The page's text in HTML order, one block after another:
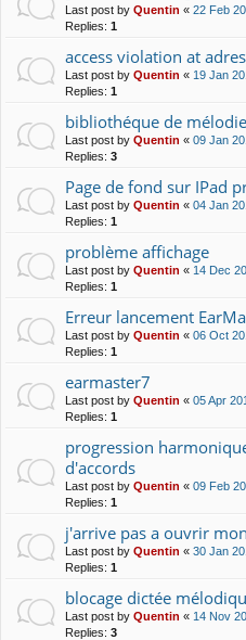
Last post by Quentin « 22 Feb
Replies: 1
access violation at
Last post by Quentin « 19 Jan
Replies: 1
bibliothéque de mélodie
Last post by Quentin « 09 Jan
Replies: 3
Page de fond sur IPad
Last post by Quentin « 04 Jan
Replies: 1
problème affichage
Last post by Quentin « 14 Dec
Replies: 1
Erreur lancement
Last post by Quentin « 06 Oct
Replies: 1
earmaster7
Last post by Quentin « 05 Apr
Replies: 1
progression
d'accords
Last post by Quentin « 09 Feb
Replies: 1
j'arrive pas a ouvrir
Last post by Quentin « 30 Jan
Replies: 1
blocage dictée
Last post by Quentin « 14 Nov
Replies: 3